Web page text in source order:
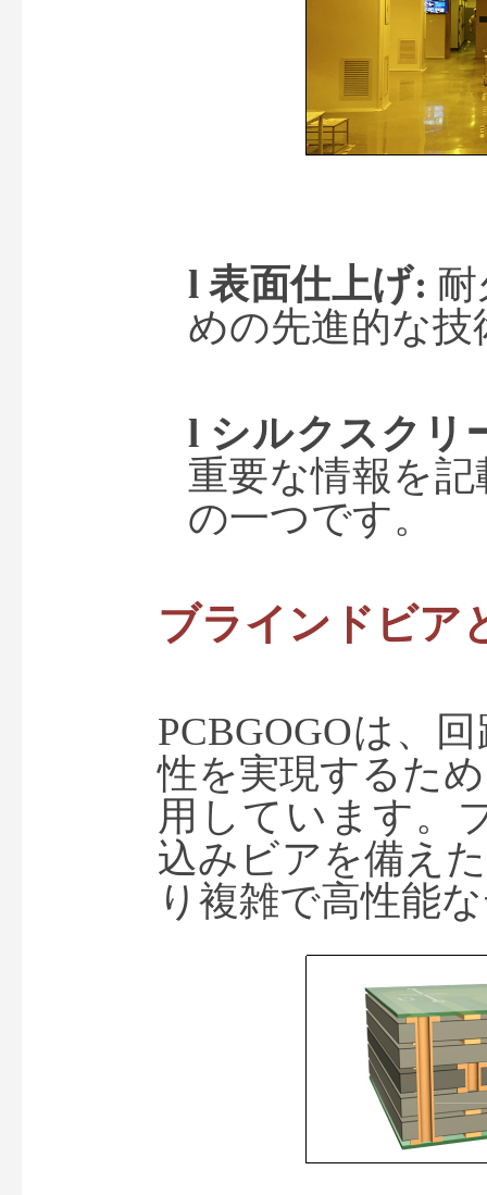
l 表面仕上げ:
めの先進的な技
l シルクスクリ
重要な情報を
の一つです。
ブラインドビア
PCBGOGOは、
性を実現するた
用しています。
込みビアを備え
り複雑で高性能